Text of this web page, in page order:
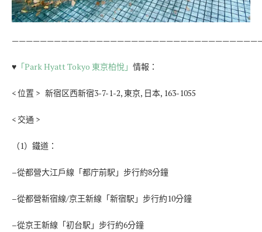
♥ 「Park Hyatt Tokyo 東京柏悅」 情報：
< 位置 > 新宿区西新宿3-7-1-2, 東京, 日本, 163-1055
< 交通 >
（1）鐵道：
–從都營大江戶線「都庁前駅」步行約8分鐘
–從都營新宿線/京王新線「新宿駅」步行約10分鐘
–從京王新線「初台駅」步行約6分鐘